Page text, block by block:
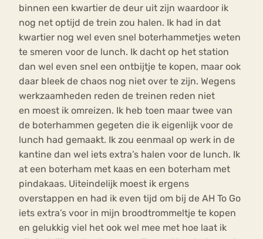
binnen een kwartier de deur uit zijn waardoor ik
nog net optijd de trein zou halen. Ik had in dat
kwartier nog wel even snel boterhammetjes weten
te smeren voor de lunch. Ik dacht op het station
dan wel even snel een ontbijtje te kopen, maar ook
daar bleek de chaos nog niet over te zijn. Wegens
werkzaamheden reden de treinen reden niet
en moest ik omreizen. Ik heb toen maar twee van
de boterhammen gegeten die ik eigenlijk voor de
lunch had gemaakt. Ik zou eenmaal op werk in de
kantine dan wel iets extra’s halen voor de lunch. Ik
at een boterham met kaas en een boterham met
pindakaas. Uiteindelijk moest ik ergens
overstappen en had ik even tijd om bij de AH To Go
iets extra’s voor in mijn broodtrommeltje te kopen
en gelukkig viel het ook wel mee met hoe laat ik